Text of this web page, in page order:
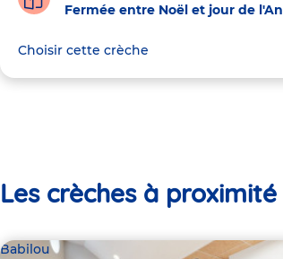
Fermée entre Noël et jour de l'An
Choisir cette crèche
Les crèches à proximité
Babilou